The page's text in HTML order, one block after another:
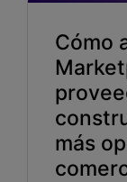
Cómo
más